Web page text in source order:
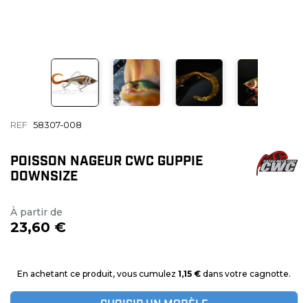
REF 58307-008
POISSON NAGEUR CWC GUPPIE
DOWNSIZE
À partir de
23,60 €
En achetant ce produit, vous cumulez 1,15 € dans votre cagnotte.